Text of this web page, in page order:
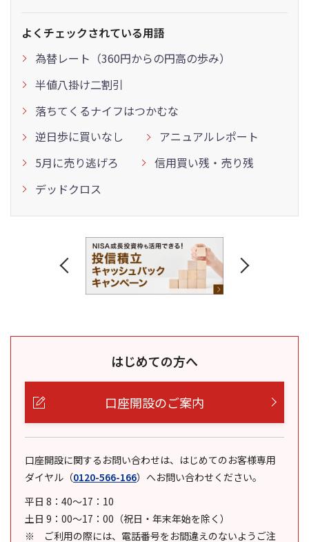
よくチェックされている用語
為替レート（360円からの円高の歩み）
半値八掛け二割引
落ちてくるナイフはつかむな
逆日歩に買いなし
アニュアルレポート
5月に売り逃げろ
信用買い残・売り残
デッドクロス
はじめての方へ
口座開設のご案内
口座開設に関するお問い合わせは、はじめてのお客様専用
ダイヤル （0120-566-166） へお問い合わせください。
平日 8：40～17：10
土日 9：00～17：00（祝日・年末年始を除く）
ご利用の際には、電話番号をお間違えのないようご注